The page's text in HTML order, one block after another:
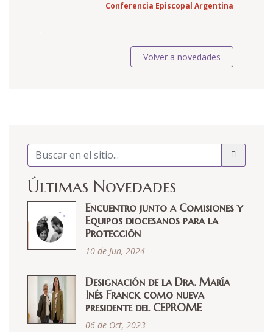
Conferencia Episcopal Argentina
Volver a novedades
Últimas Novedades
Encuentro junto a Comisiones y
Equipos diocesanos para la
Protección
10 de Jun, 2024
Designación de la Dra. María
Inés Franck como nueva
presidente del CEPROME
06 de Oct, 2023